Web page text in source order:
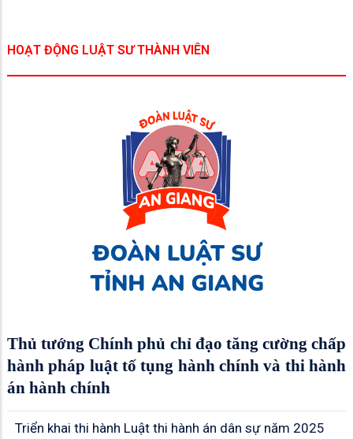
HOẠT ĐỘNG LUẬT SƯ THÀNH VIÊN
Thủ tướng Chính phủ chỉ đạo tăng cường chấp
hành pháp luật tố tụng hành chính và thi hành
án hành chính
Triển khai thi hành Luật thi hành án dân sự năm 2025